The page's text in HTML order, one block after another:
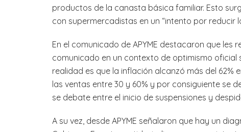
productos de la canasta básica familiar. Esto
con supermercadistas en un “intento por reducir
En el comunicado de APYME destacaron que
comunicado en un contexto de optimismo oficial
realidad es que la inflación alcanzó más del 62%
las ventas entre 30 y 60% y por consiguiente se
se debate entre el inicio de suspensiones y
A su vez, desde APYME señalaron que hay un